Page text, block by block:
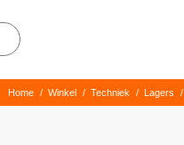
Home / Winkel / Techniek / Lagers /